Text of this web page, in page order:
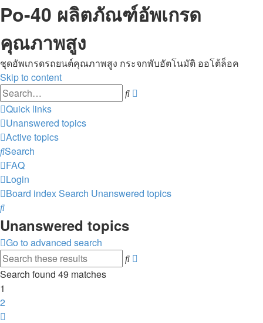
Po-40 ผลิตภัณฑ์อัพเกรด
คุณภาพสูง
ชุดอัพเกรดรถยนต์คุณภาพสูง กระจกพับอัตโนมัติ ออโต้ล็อค
Skip to content
Search
Quick links
Unanswered topics
Active topics
Search
FAQ
Login
Board indexSearch Unanswered topics
Search
Unanswered topics
Go to advanced search
Search
Search found 49 matches
1
2